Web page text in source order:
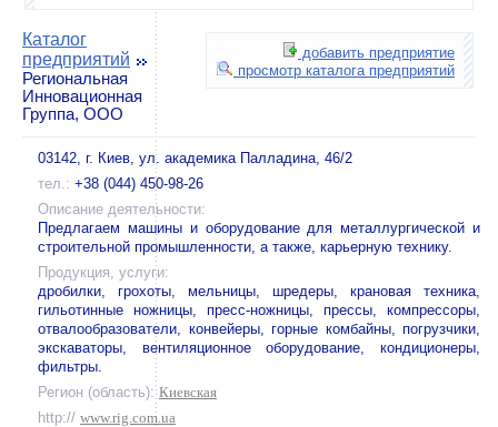
добавить предприятие
просмотр каталога предприятий
Каталог
предприятий
Региональная
Инновационная
Группа, ООО
03142, г. Киев, ул. академика Палладина, 46/2
тел.: +38 (044) 450-98-26
Описание деятельности:
Предлагаем машины и оборудование для металлургической и
строительной промышленности, а также, карьерную технику.
Продукция, услуги:
дробилки, грохоты, мельницы, шредеры, крановая техника,
гильотинные ножницы, пресс-ножницы, прессы, компрессоры,
отвалообразователи, конвейеры, горные комбайны, погрузчики,
экскаваторы, вентиляционное оборудование, кондиционеры,
фильтры.
Регион (область): Киевская
http:// www.rig.com.ua